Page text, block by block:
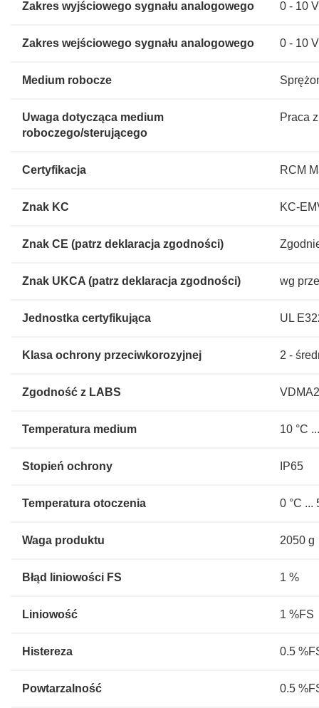
Zakres wyjściowego sygnału analogowego 0 - 10 V
Zakres wejściowego sygnału analogowego 0 - 10 V
Medium robocze
Uwaga dotycząca medium
roboczego/sterującego
Praca
Certyfikacja RCM
Znak KC KC-
Znak CE (patrz deklaracja zgodności)
Znak UKCA (patrz deklaracja zgodności) wg
Jednostka certyfikująca UL
Klasa ochrony przeciwkorozyjnej 2 -
Zgodność z LABS
Temperatura medium 10 °C
Stopień ochrony IP65
Temperatura otoczenia 0 °C ...
Waga produktu 2050 g
Błąd liniowości FS 1 %
Liniowość 1 %FS
Histereza 0.5
Powtarzalność 0.5